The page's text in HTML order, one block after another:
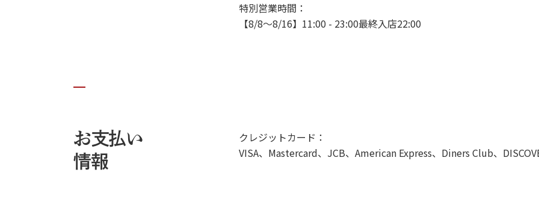
特別営業時間：
【8/8～8/16】11:00 - 23:00最終入店22:00
お支払い
情報
クレジットカード：
VISA、Mastercard、JCB、American Express、Diners Club、